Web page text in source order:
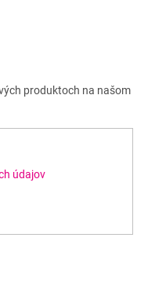
produktoch na našom
údajov